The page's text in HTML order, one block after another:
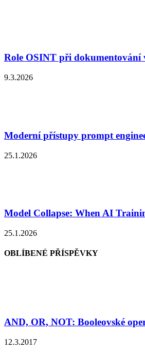
Role OSINT při dokumentování
9.3.2026
Moderní přístupy prompt
25.1.2026
Model Collapse: When AI
25.1.2026
OBLÍBENÉ PŘÍSPĚVKY
AND, OR, NOT: Booleovské
12.3.2017